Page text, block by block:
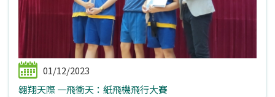
01/12/2023
翱翔天際 一飛衝天：紙飛機飛行大賽